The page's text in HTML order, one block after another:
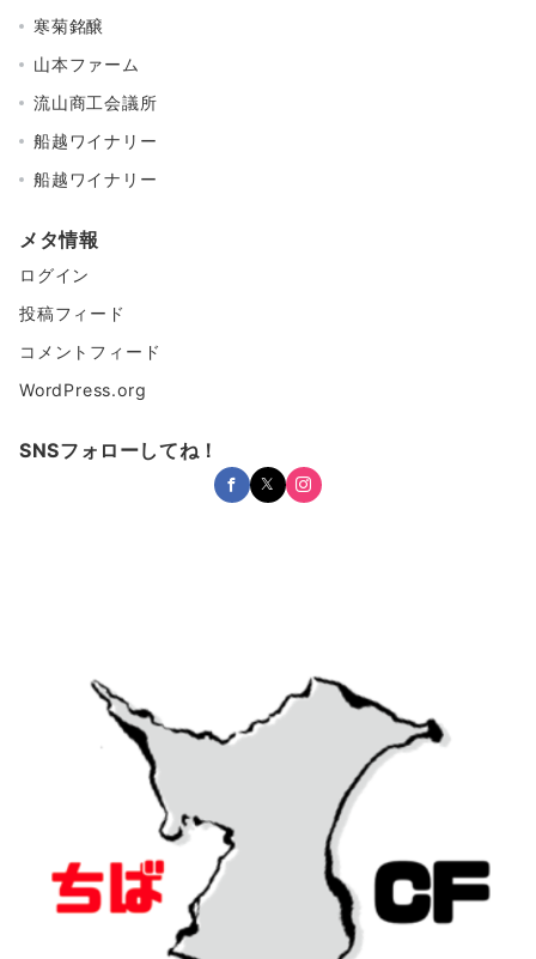
寒菊銘醸
山本ファーム
流山商工会議所
船越ワイナリー
船越ワイナリー
メタ情報
ログイン
投稿フィード
コメントフィード
WordPress.org
SNSフォローしてね！